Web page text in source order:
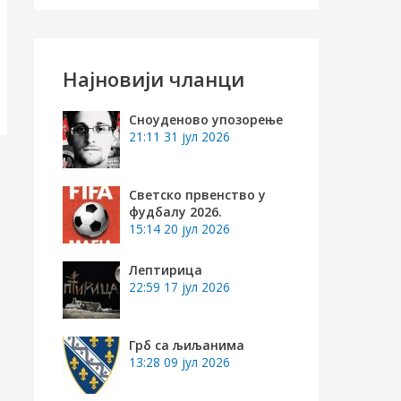
а
г
а
а
:
Најновији чланци
Сноуденово упозорење
21:11 31 јул 2026
Светско првенство у
фудбалу 2026.
15:14 20 јул 2026
Лептирица
22:59 17 јул 2026
Грб са љиљанима
13:28 09 јул 2026